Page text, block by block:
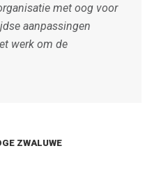
met oog voor
aanpassingen
werk om de
ZWALUWE